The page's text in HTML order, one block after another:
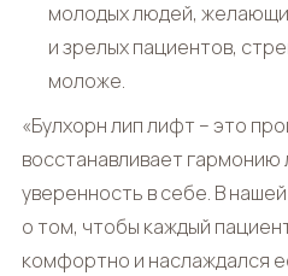
молодых людей,
и зрелых пациентов,
моложе.
«Булхорн лип лифт – это
восстанавливает гармонию
уверенность в себе. В
о том, чтобы каждый
комфортно и наслаждался